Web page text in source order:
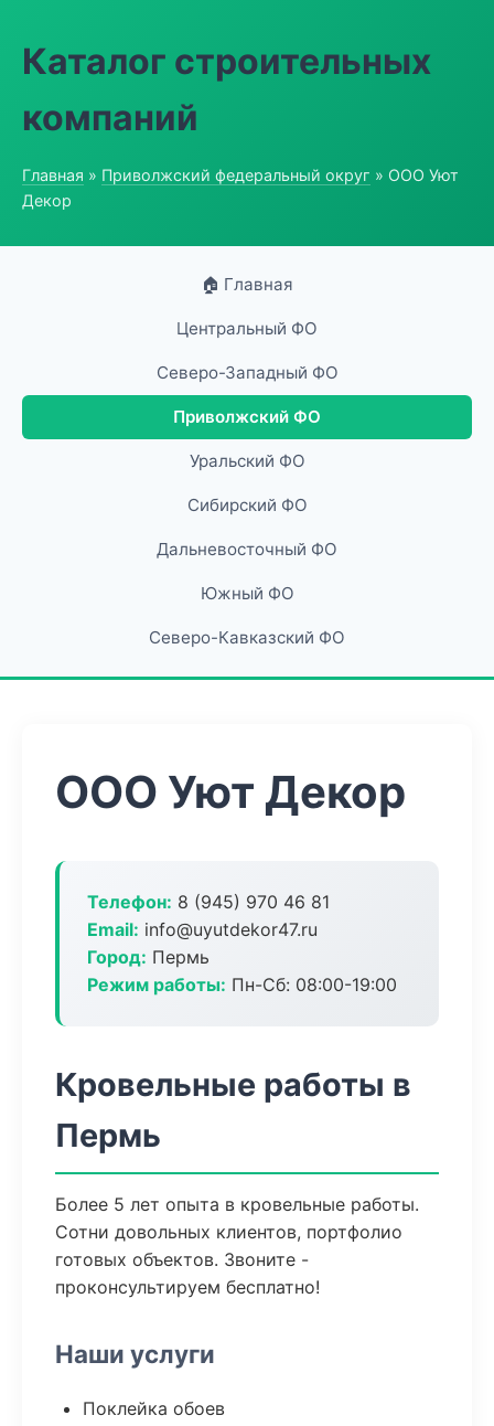
Каталог строительных
компаний
Главная » Приволжский федеральный округ » ООО Уют
Декор
🏠 Главная
Центральный ФО
Северо-Западный ФО
Приволжский ФО
Уральский ФО
Сибирский ФО
Дальневосточный ФО
Южный ФО
Северо-Кавказский ФО
ООО Уют Декор
Телефон: 8 (945) 970 46 81
Email: info@uyutdekor47.ru
Город: Пермь
Режим работы: Пн-Сб: 08:00-19:00
Кровельные работы в
Пермь
Более 5 лет опыта в кровельные работы.
Сотни довольных клиентов, портфолио
готовых объектов. Звоните -
проконсультируем бесплатно!
Наши услуги
Поклейка обоев